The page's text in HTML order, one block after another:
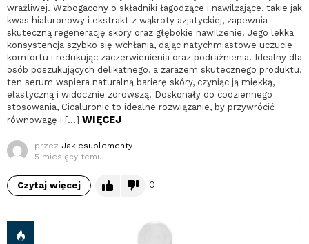
wrażliwej. Wzbogacony o składniki łagodzące i nawilżające, takie jak
kwas hialuronowy i ekstrakt z wąkroty azjatyckiej, zapewnia
skuteczną regenerację skóry oraz głębokie nawilżenie. Jego lekka
konsystencja szybko się wchłania, dając natychmiastowe uczucie
komfortu i redukując zaczerwienienia oraz podrażnienia. Idealny dla
osób poszukujących delikatnego, a zarazem skutecznego produktu,
ten serum wspiera naturalną barierę skóry, czyniąc ją miękką,
elastyczną i widocznie zdrowszą. Doskonały do codziennego
stosowania, Cicaluronic to idealne rozwiązanie, by przywrócić
równowagę i […] WIĘCEJ
przez Jakiesuplementy
5 miesięcy temu
Czytaj więcej 0